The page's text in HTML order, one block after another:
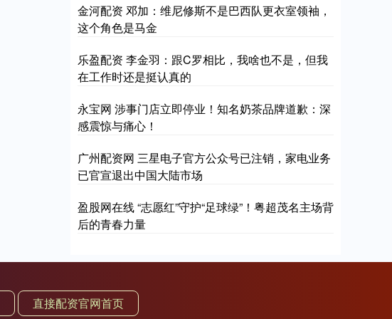
金河配资 邓加：维尼修斯不是巴西队更衣室领袖，
这个角色是马金
乐盈配资 李金羽：跟C罗相比，我啥也不是，但我
在工作时还是挺认真的
永宝网 涉事门店立即停业！知名奶茶品牌道歉：深
感震惊与痛心！
广州配资网 三星电子官方公众号已注销，家电业务
已官宣退出中国大陆市场
盈股网在线 “志愿红”守护“足球绿”！粤超茂名主场背
后的青春力量
直接配资官网首页